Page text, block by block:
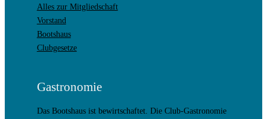
Alles zur Mitgliedschaft
Vorstand
Bootshaus
Clubgesetze
Gastronomie
Das Bootshaus ist bewirtschaftet. Die Club-Gastronomie